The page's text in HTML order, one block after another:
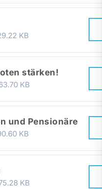
KB
stärken!
KB
und Pensionäre
KB
KB